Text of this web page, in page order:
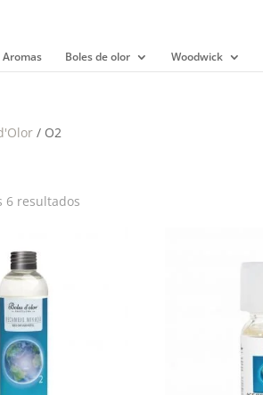
Aromas Boles de olor Woodwick
/ O2
6 resultados